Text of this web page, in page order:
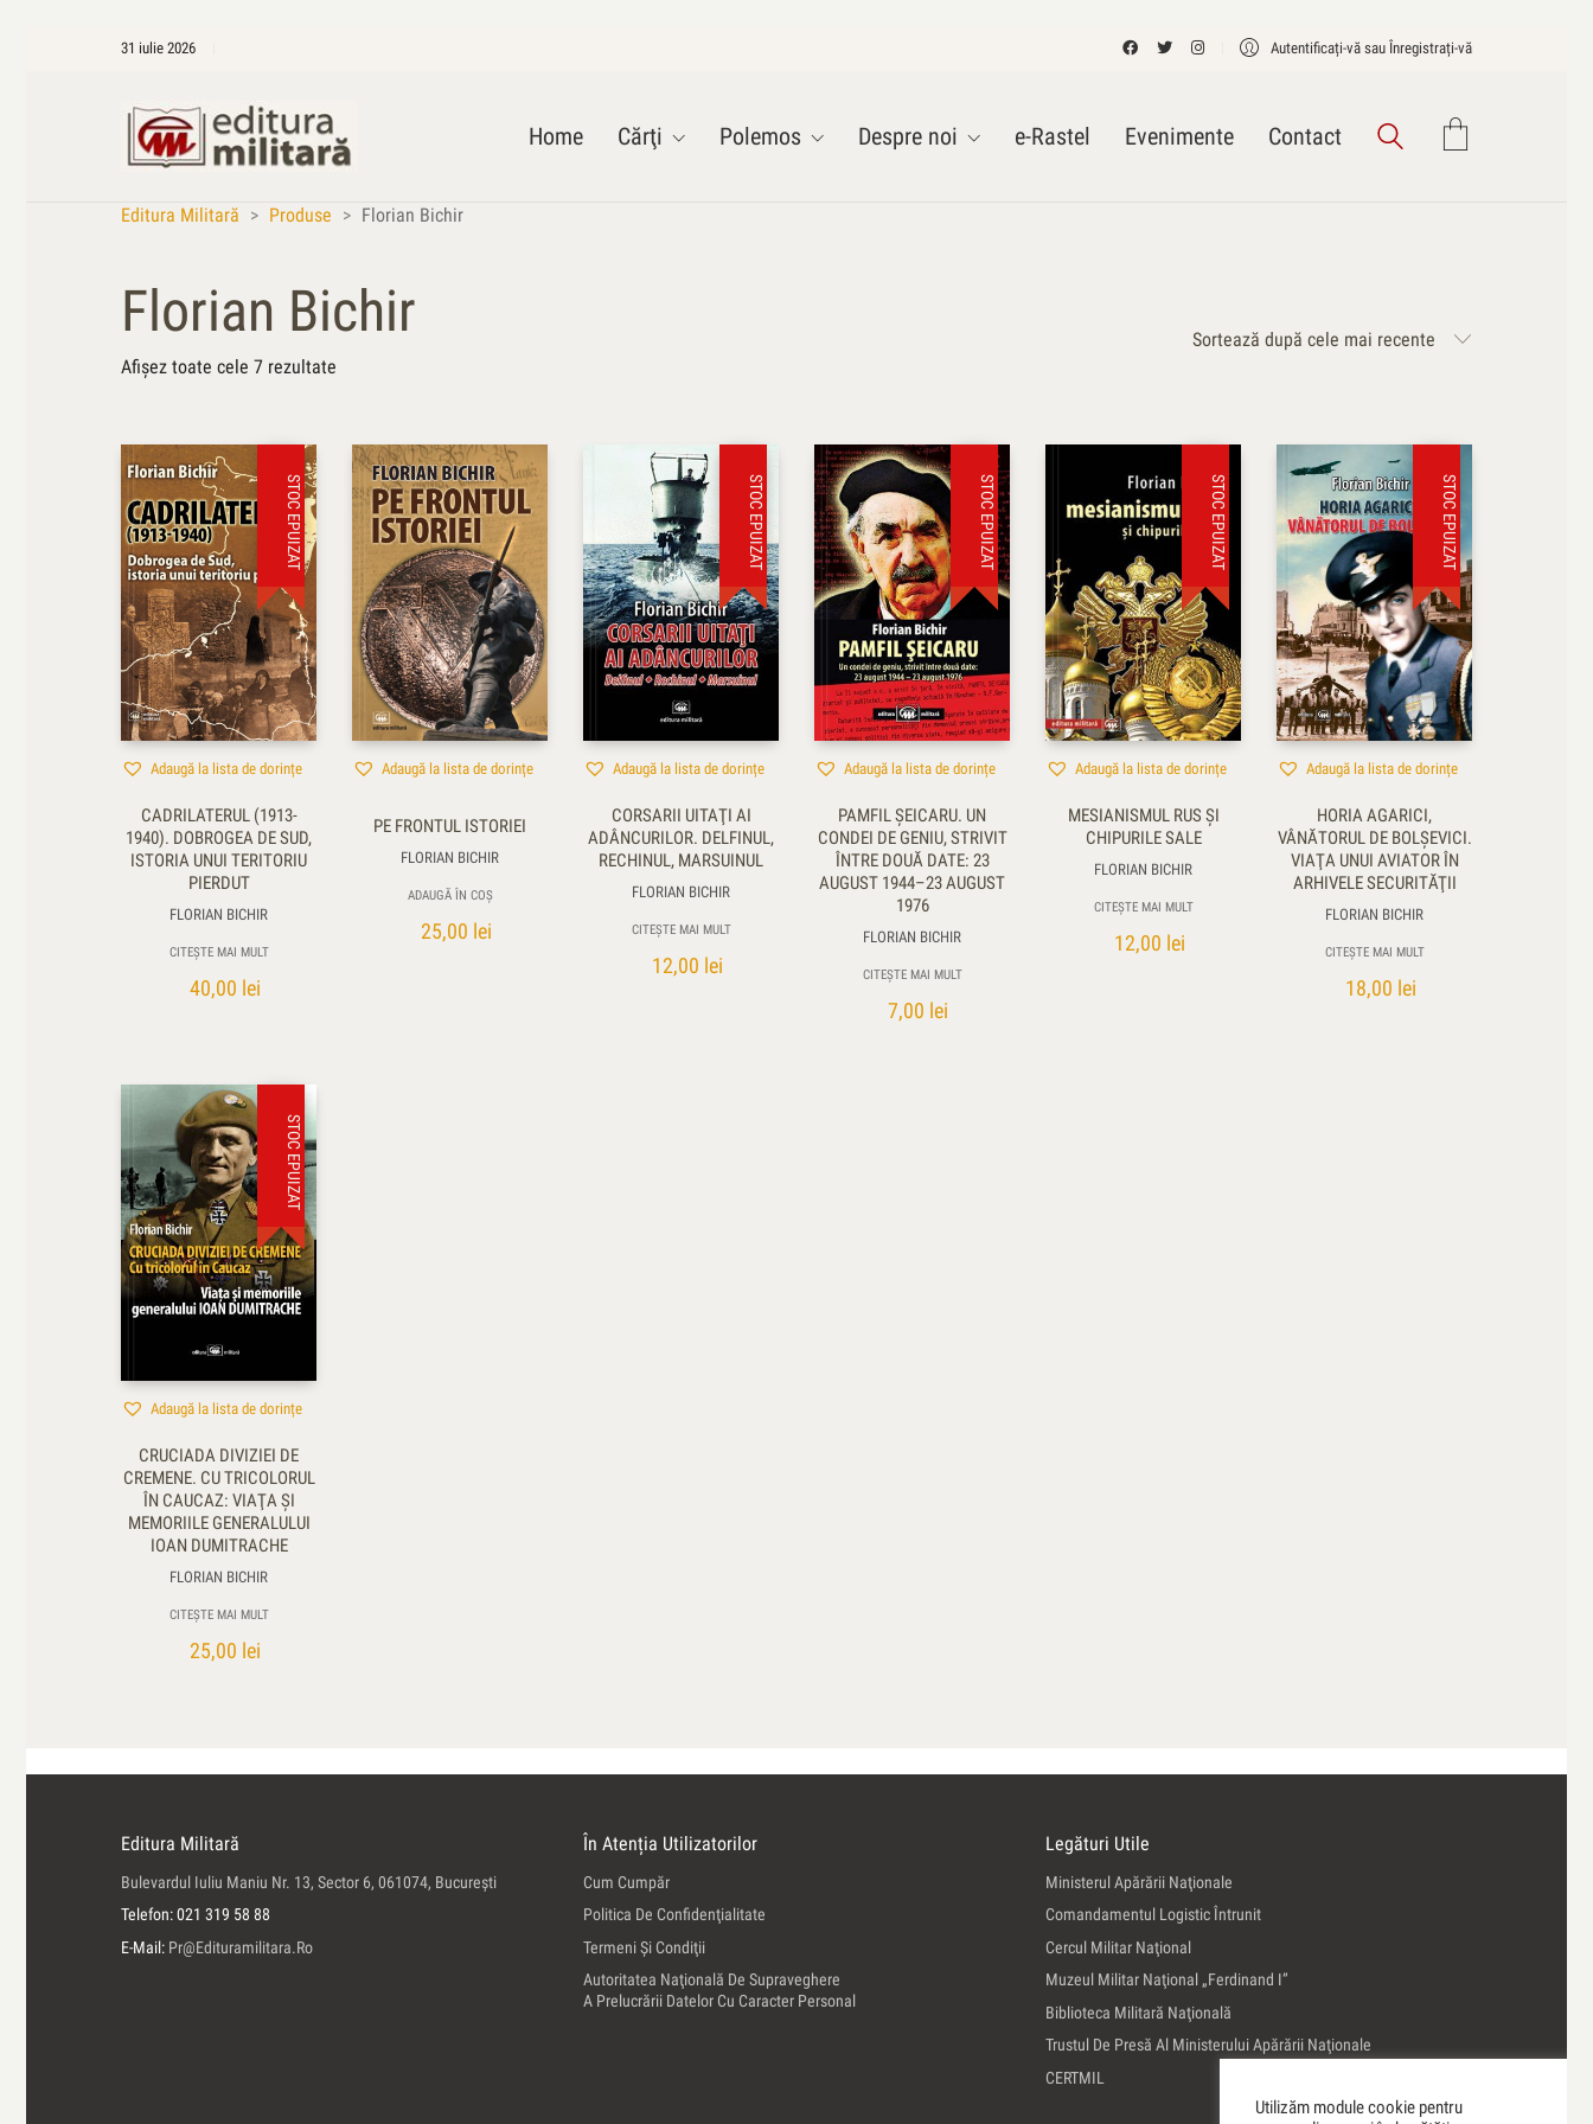
31 iulie 2026 Autentificați-vă sau Înregistrați-vă
Home Cărţi Polemos Despre noi e-Rastel Evenimente Contact
Editura Militară > Produse > Florian Bichir
Florian Bichir
Afișez toate cele 7 rezultate
mai
recente
Sortează după cele mai recente
STOC EPUIZAT
Adaugă la lista de dorințe
CADRILATERUL (1913-
1940). DOBROGEA DE SUD,
ISTORIA UNUI TERITORIU
PIERDUT
FLORIAN BICHIR
CITEȘTE MAI MULT
40,00 lei
Adaugă la lista de dorințe
PE FRONTUL ISTORIEI
FLORIAN BICHIR
ADAUGĂ ÎN COȘ
25,00 lei
STOC EPUIZAT
Adaugă la lista de dorințe
CORSARII UITAŢI AI
ADÂNCURILOR. DELFINUL,
RECHINUL, MARSUINUL
FLORIAN BICHIR
CITEȘTE MAI MULT
12,00 lei
STOC EPUIZAT
Adaugă la lista de dorințe
PAMFIL ŞEICARU. UN
CONDEI DE GENIU, STRIVIT
ÎNTRE DOUĂ DATE: 23
AUGUST 1944–23 AUGUST
1976
FLORIAN BICHIR
CITEȘTE MAI MULT
7,00 lei
STOC EPUIZAT
Adaugă la lista de dorințe
MESIANISMUL RUS ŞI
CHIPURILE SALE
FLORIAN BICHIR
CITEȘTE MAI MULT
12,00 lei
STOC EPUIZAT
Adaugă la lista de dorințe
HORIA AGARICI,
VÂNĂTORUL DE BOLŞEVICI.
VIAŢA UNUI AVIATOR ÎN
ARHIVELE SECURITĂŢII
FLORIAN BICHIR
CITEȘTE MAI MULT
18,00 lei
STOC EPUIZAT
Adaugă la lista de dorințe
CRUCIADA DIVIZIEI DE
CREMENE. CU TRICOLORUL
ÎN CAUCAZ: VIAŢA ŞI
MEMORIILE GENERALULUI
IOAN DUMITRACHE
FLORIAN BICHIR
CITEȘTE MAI MULT
25,00 lei
Editura Militară
Bulevardul Iuliu Maniu Nr. 13, Sector 6, 061074, Bucureşti
Telefon: 021 319 58 88
E-Mail: Pr@edituramilitara.ro
În Atenția Utilizatorilor
Cum Cumpăr
Politica De Confidenţialitate
Termeni Şi Condiţii
Autoritatea Naţională De Supraveghere
A Prelucrării Datelor Cu Caracter Personal
Legături Utile
Ministerul Apărării Naţionale
Comandamentul Logistic Întrunit
Cercul Militar Naţional
Muzeul Militar Naţional „Ferdinand I”
Biblioteca Militară Naţională
Trustul De Presă Al Ministerului Apărării Naţionale
CERTMIL
Utilizăm module cookie pentru